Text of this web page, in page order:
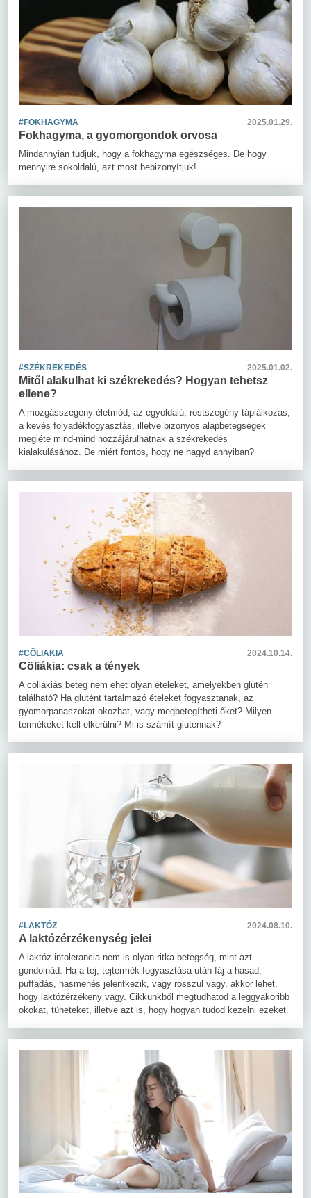
#FOKHAGYMA 2025.01.29.
Fokhagyma, a gyomorgondok orvosa
Mindannyian tudjuk, hogy a fokhagyma egészséges. De hogy
mennyire sokoldalú, azt most bebizonyítjuk!
#SZÉKREKEDÉS 2025.01.02.
Mitől alakulhat ki székrekedés? Hogyan tehetsz
ellene?
A mozgásszegény életmód, az egyoldalú, rostszegény táplálkozás,
a kevés folyadékfogyasztás, illetve bizonyos alapbetegségek
megléte mind-mind hozzájárulhatnak a székrekedés
kialakulásához. De miért fontos, hogy ne hagyd annyiban?
#CÖLIAKIA 2024.10.14.
Cöliákia: csak a tények
A cöliákiás beteg nem ehet olyan ételeket, amelyekben glutén
található? Ha glutént tartalmazó ételeket fogyasztanak, az
gyomorpanaszokat okozhat, vagy megbetegítheti őket? Milyen
termékeket kell elkerülni? Mi is számít gluténnak?
#LAKTÓZ 2024.08.10.
A laktózérzékenység jelei
A laktóz intolerancia nem is olyan ritka betegség, mint azt
gondolnád. Ha a tej, tejtermék fogyasztása után fáj a hasad,
puffadás, hasmenés jelentkezik, vagy rosszul vagy, akkor lehet,
hogy laktózérzékeny vagy. Cikkünkből megtudhatod a leggyakoribb
okokat, tüneteket, illetve azt is, hogy hogyan tudod kezelni ezeket.